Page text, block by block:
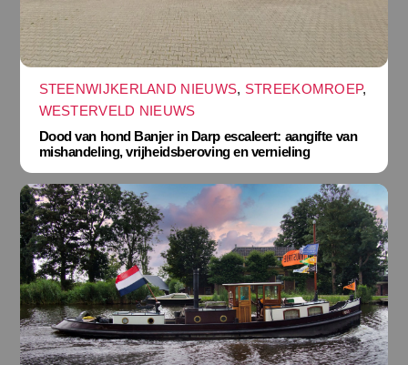
STEENWIJKERLAND NIEUWS, STREEKOMROEP,
WESTERVELD NIEUWS
Dood van hond Banjer in Darp escaleert: aangifte van
mishandeling, vrijheidsberoving en vernieling